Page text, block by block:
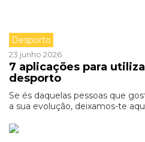
Desporto
23 junho 2026
7 aplicações para
desporto
Se és daquelas pessoas que
a sua evolução, deixamos-te